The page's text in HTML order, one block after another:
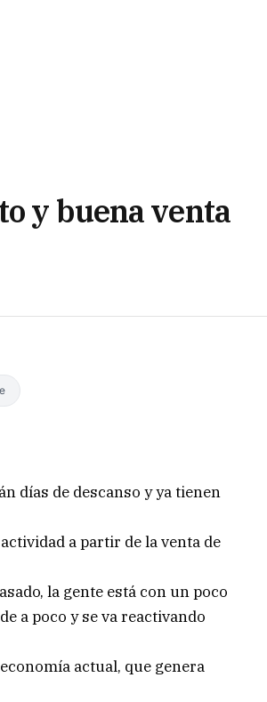
y buena venta
días de descanso y ya tienen
a partir de la venta de
la gente está con un poco
a poco y se va reactivando
actual, que genera